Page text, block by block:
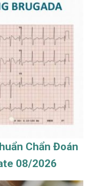
Chẩn Đoán
08/2026